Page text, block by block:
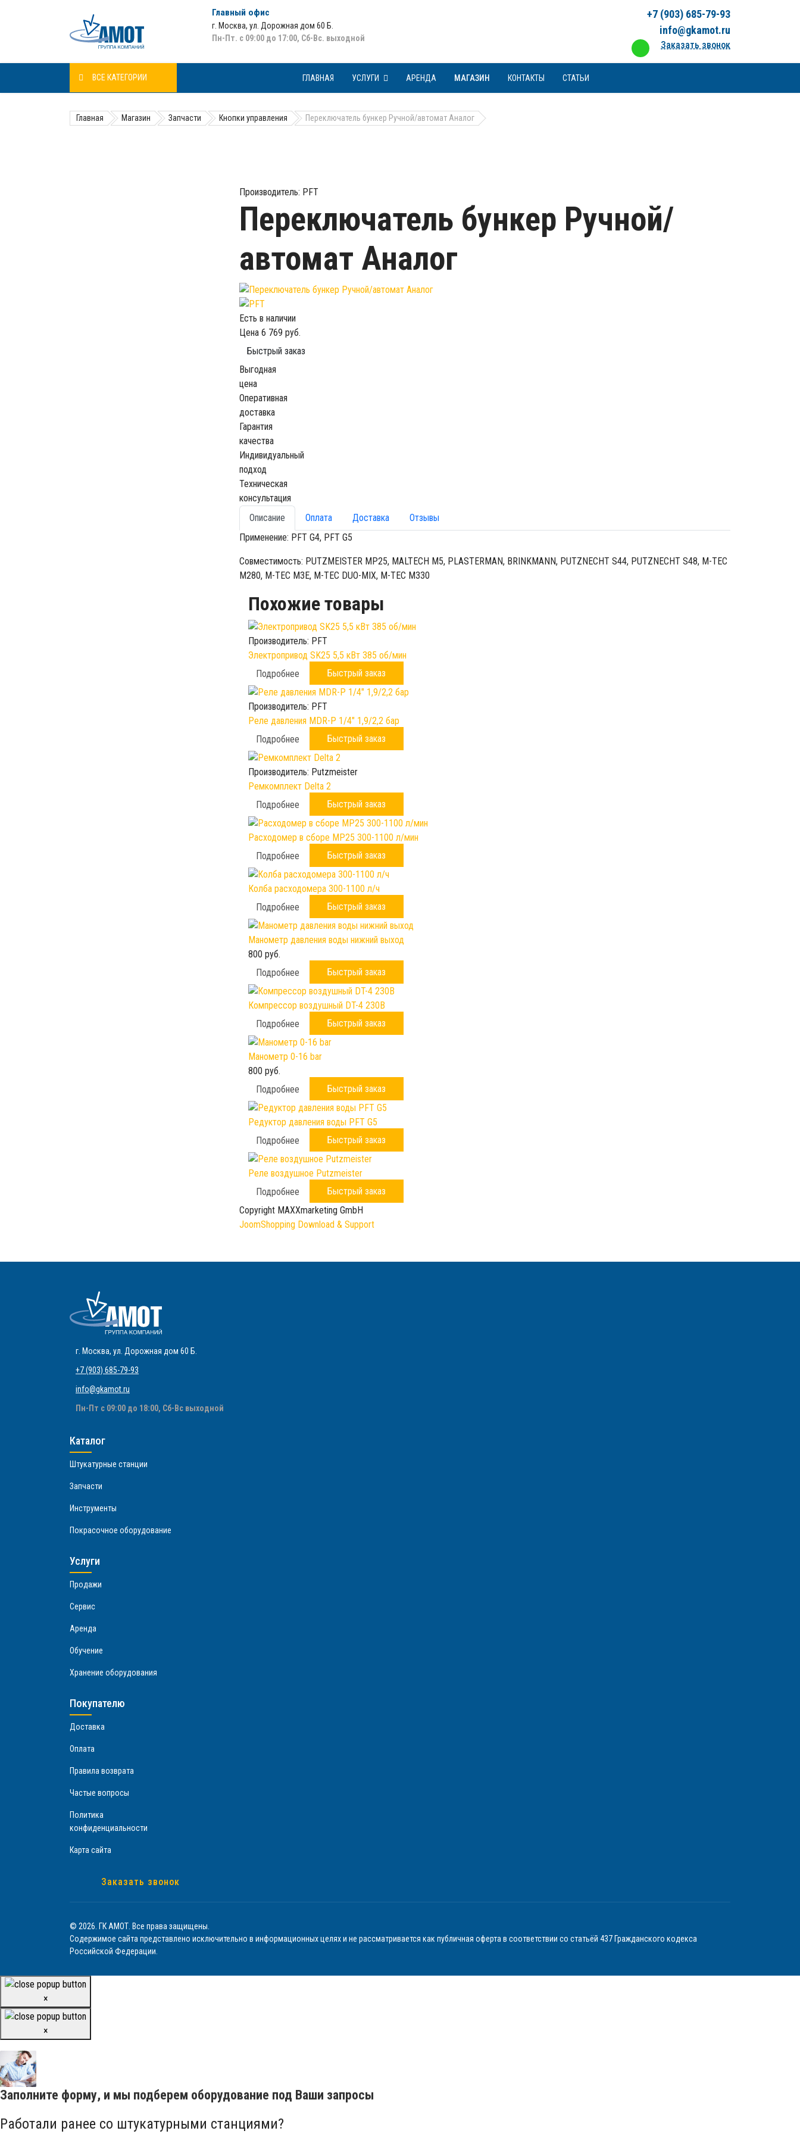
Главный офис
г. Москва,ул. Дорожная дом 60 Б
Пн-Пт. с 09:00 до 17:00, Сб-Вс. выходной
+7 (903) 685-79-93
info@gkamot.ru
Заказать звонок
ВСЕ КАТЕГОРИИ ГЛАВНАЯ УСЛУГИ АРЕНДА МАГАЗИН КОНТАКТЫ СТАТЬИ
Главная Магазин Запчасти Кнопки управления Переключатель бункер Ручной/автомат Аналог
Производитель: PFT
Переключатель бункер Ручной/
автомат Аналог
Есть в наличии
Цена 6 769 руб.
Быстрый заказ
Выгодная
цена
Оперативная
доставка
Гарантия
качества
Индивидуальный
подход
Техническая
консультация
Описание
Оплата Доставка
Отзывы
Применение: PFT G4, PFT G5
Совместимость: PUTZMEISTER MP25, MALTECH M5, PLASTERMAN, BRINKMANN, PUTZNECHT S44, PUTZNECHT S48, M-TEC
M280, M-TEC M3E, M-TEC DUO-MIX, M-TEC M330
Похожие товары
Производитель: PFT
Электропривод SK25 5,5 кВт 385 об/мин
Подробнее
Быстрый заказ
Производитель: PFT
Реле давления MDR-P 1/4" 1,9/2,2 бар
Подробнее
Быстрый заказ
Производитель: Putzmeister
Ремкомплект Delta 2
Подробнее
Быстрый заказ
Расходомер в сборе МР25 300-1100 л/мин
Подробнее
Быстрый заказ
Колба расходомера 300-1100 л/ч
Подробнее
Быстрый заказ
Манометр давления воды нижний выход
800 руб.
Подробнее
Быстрый заказ
Компрессор воздушный DT-4 230B
Подробнее
Быстрый заказ
Манометр 0-16 bar
800 руб.
Подробнее
Быстрый заказ
Редуктор давления воды PFT G5
Подробнее
Быстрый заказ
Реле воздушное Putzmeister
Подробнее
Быстрый заказ
Copyright MAXXmarketing GmbH
JoomShopping Download & Support
г. Москва, ул. Дорожная дом 60 Б
+7 (903) 685-79-93
info@gkamot.ru
Пн-Пт с 09:00 до 18:00, Сб-Вс выходной
Каталог
Штукатурные станции
Запчасти
Инструменты
Покрасочное оборудование
Услуги
Продажи
Сервис
Аренда
Обучение
Хранение оборудования
Покупателю
Доставка
Оплата
Правила возврата
Частые вопросы
Политика
конфиденциальности
Карта сайта
Заказать звонок
© 2026. ГК АМОТ. Все права защищены.
Содержимое сайта представлено исключительно в информационных целях и не рассматривается как публичная оферта в соответствии со статьёй 437 Гражданского кодекса
Российской Федерации.
×
×
Заполните форму, и мы подберем оборудование под Ваши запросы
Работали ранее со штукатурными станциями?